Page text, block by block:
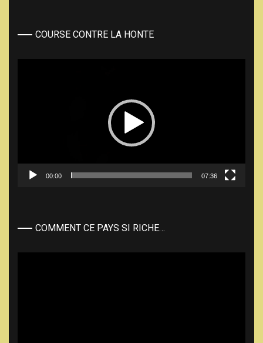
COURSE CONTRE LA HONTE
00:00 07:36
COMMENT CE PAYS SI RICHE…